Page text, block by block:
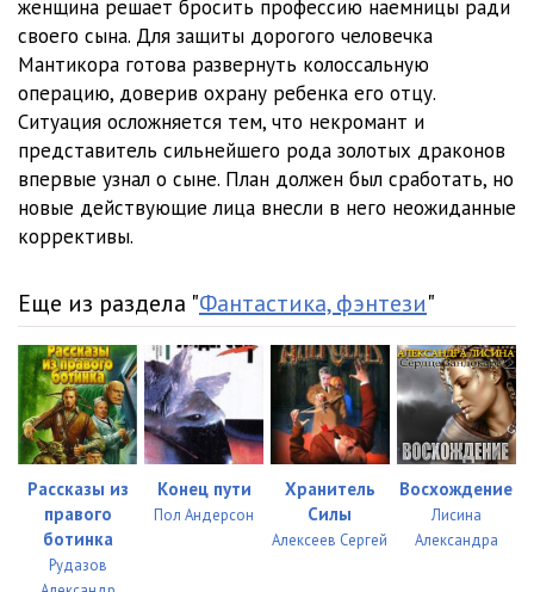
женщина решает бросить профессию наемницы ради
своего сына. Для защиты дорогого человечка
Мантикора готова развернуть колоссальную
операцию, доверив охрану ребенка его отцу.
Ситуация осложняется тем, что некромант и
представитель сильнейшего рода золотых драконов
впервые узнал о сыне. План должен был сработать, но
новые действующие лица внесли в него неожиданные
коррективы.
Еще из раздела "Фантастика, фэнтези"
Рассказы из
правого
ботинка
Рудазов
Конец пути
Пол Андерсон
Хранитель
Силы
Алексеев Сергей
Восхождение
Лисина
Александра